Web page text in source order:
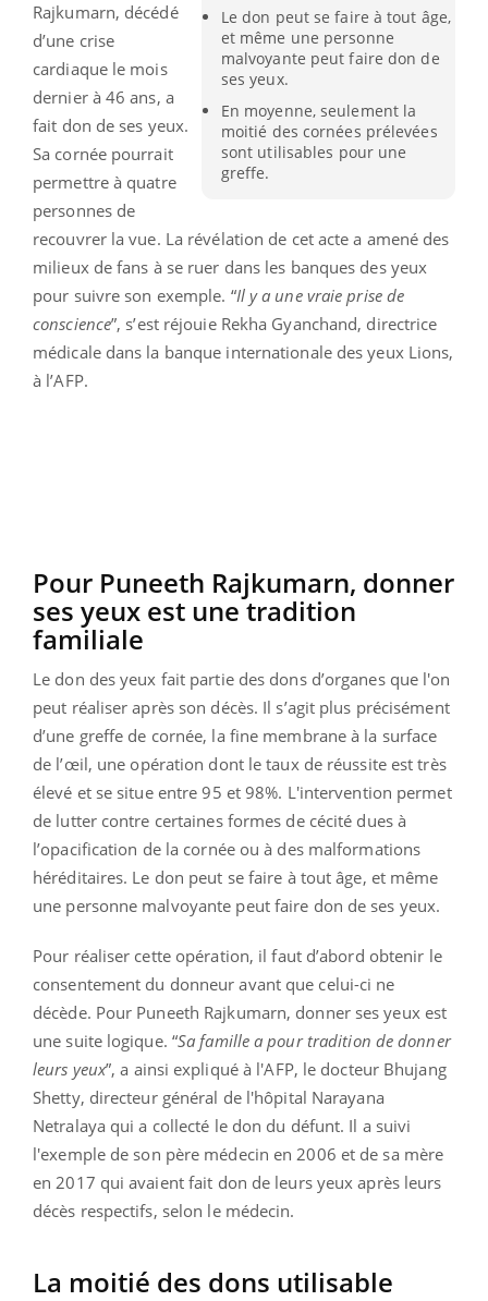
Le don peut se faire à tout âge,
et même une personne
malvoyante peut faire don de
ses yeux.
En moyenne, seulement la
moitié des cornées prélevées
sont utilisables pour une
greffe.
Rajkumarn, décédé
d’une crise
cardiaque le mois
dernier à 46 ans, a
fait don de ses yeux.
Sa cornée pourrait
permettre à quatre
personnes de
recouvrer la vue. La révélation de cet acte a amené des
milieux de fans à se ruer dans les banques des yeux
pour suivre son exemple. “Il y a une vraie prise de
conscience”, s’est réjouie Rekha Gyanchand, directrice
médicale dans la banque internationale des yeux Lions,
à l’AFP.
Pour Puneeth Rajkumarn, donner
ses yeux est une tradition
familiale
Le don des yeux fait partie des dons d’organes que l'on
peut réaliser après son décès. Il s’agit plus précisément
d’une greffe de cornée, la fine membrane à la surface
de l’œil, une opération dont le taux de réussite est très
élevé et se situe entre 95 et 98%. L'intervention permet
de lutter contre certaines formes de cécité dues à
l’opacification de la cornée ou à des malformations
héréditaires. Le don peut se faire à tout âge, et même
une personne malvoyante peut faire don de ses yeux.
Pour réaliser cette opération, il faut d’abord obtenir le
consentement du donneur avant que celui-ci ne
décède. Pour Puneeth Rajkumarn, donner ses yeux est
une suite logique. “Sa famille a pour tradition de donner
leurs yeux”, a ainsi expliqué à l'AFP, le docteur Bhujang
Shetty, directeur général de l'hôpital Narayana
Netralaya qui a collecté le don du défunt. Il a suivi
l'exemple de son père médecin en 2006 et de sa mère
en 2017 qui avaient fait don de leurs yeux après leurs
décès respectifs, selon le médecin.
La moitié des dons utilisable